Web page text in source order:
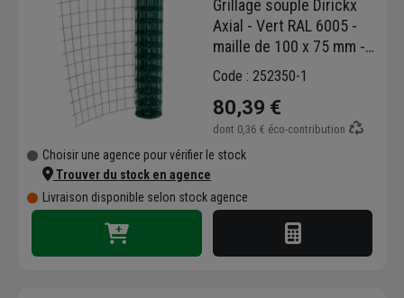
Grillage souple Dirickx
Axial - Vert RAL 6005 -
maille de 100 x 75 mm -
rouleau de 1,50 M x 25,00
Code : 252350-1
80,39 €
dont 0,36 € éco-contribution
Choisir une agence pour vérifier le stock
Trouver du stock en agence
Livraison disponible selon stock agence